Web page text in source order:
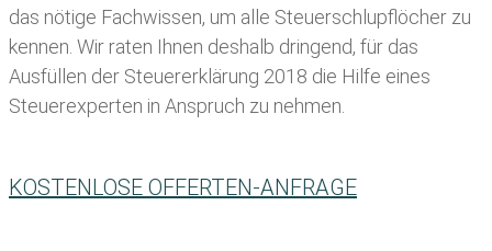
das nötige Fachwissen, um alle Steuerschlupflöcher zu
kennen. Wir raten Ihnen deshalb dringend, für das
Ausfüllen der Steuererklärung 2018 die Hilfe eines
Steuerexperten in Anspruch zu nehmen.
KOSTENLOSE OFFERTEN-ANFRAGE